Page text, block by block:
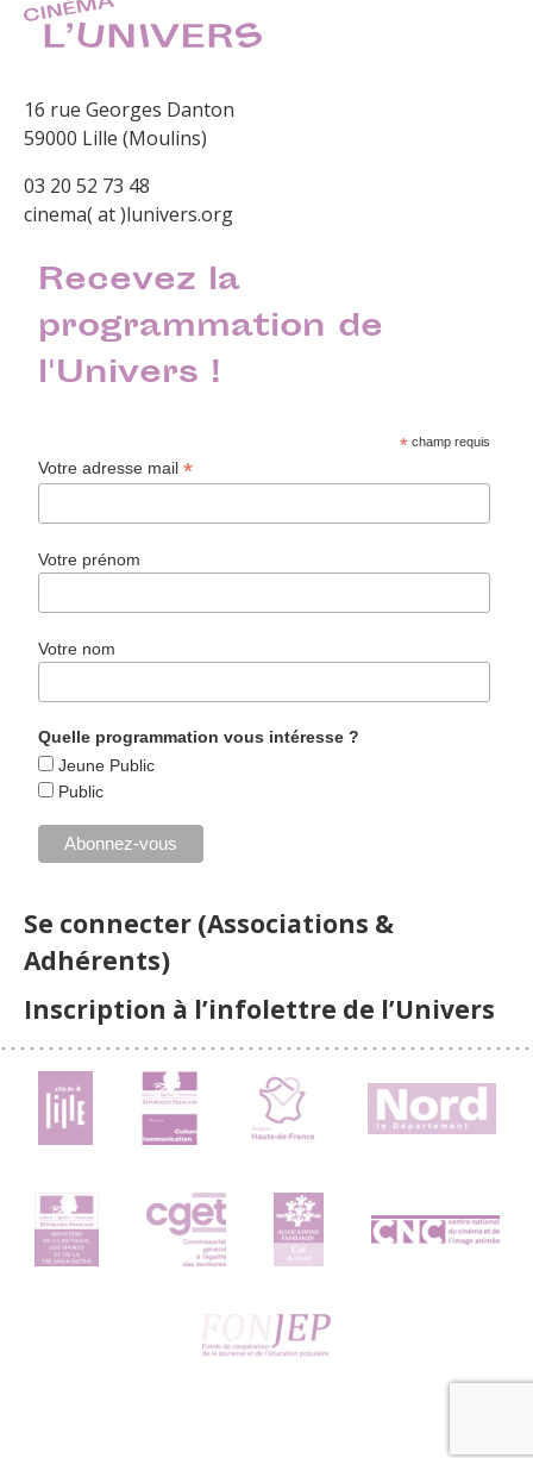
16 rue Georges Danton
59000 Lille (Moulins)
03 20 52 73 48
cinema( at )lunivers.org
Recevez la
programmation de
l'Univers !
* champ requis
Votre adresse mail*
Votre prénom
Votre nom
Quelle programmation vous intéresse ?
Jeune Public
Public
Se connecter (Associations &
Adhérents)
Inscription à l’infolettre de l’Univers